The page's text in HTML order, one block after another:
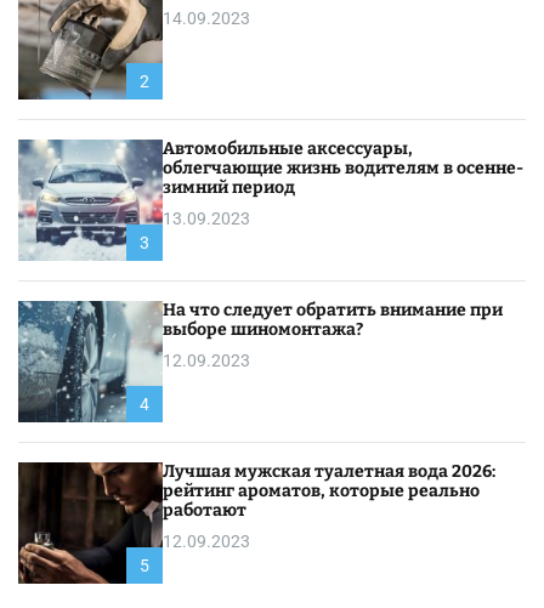
2
14.09.2023
3
Автомобильные аксессуары,
облегчающие жизнь водителям в осенне-
зимний период
13.09.2023
4
На что следует обратить внимание при
выборе шиномонтажа?
12.09.2023
5
Лучшая мужская туалетная вода 2026:
рейтинг ароматов, которые реально
работают
12.09.2023